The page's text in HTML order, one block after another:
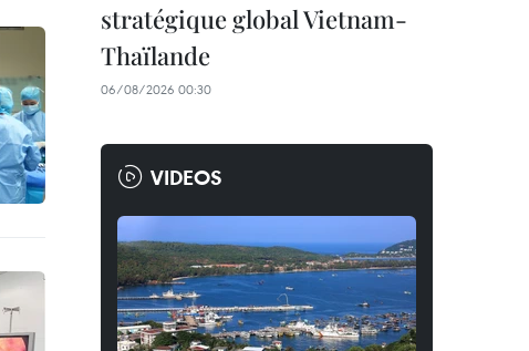
stratégique global Vietnam-
Thaïlande
06/08/2026 00:30
VIDEOS